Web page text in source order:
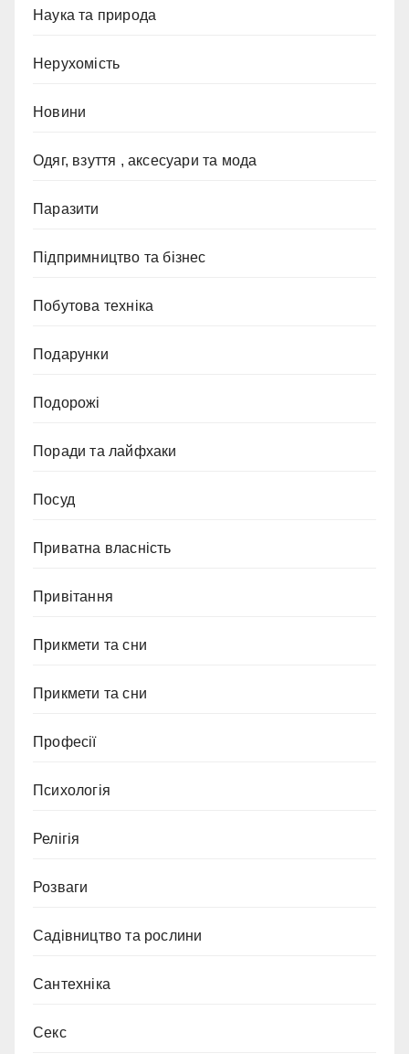
Наука та природа
Нерухомість
Новини
Одяг, взуття , аксесуари та мода
Паразити
Підпримництво та бізнес
Побутова техніка
Подарунки
Подорожі
Поради та лайфхаки
Посуд
Приватна власність
Привітання
Прикмети та сни
Прикмети та сни
Професії
Психологія
Релігія
Розваги
Садівництво та рослини
Сантехніка
Секс